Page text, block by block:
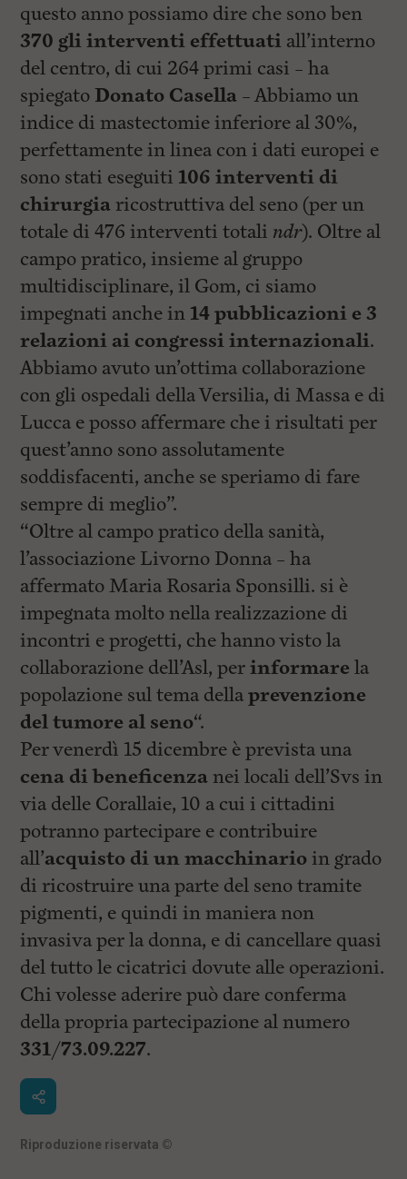
questo anno possiamo dire che sono ben
370 gli interventi effettuati all’interno
del centro, di cui 264 primi casi – ha
spiegato Donato Casella – Abbiamo un
indice di mastectomie inferiore al 30%,
perfettamente in linea con i dati europei e
sono stati eseguiti 106 interventi di
chirurgia ricostruttiva del seno (per un
totale di 476 interventi totali ndr). Oltre al
campo pratico, insieme al gruppo
multidisciplinare, il Gom, ci siamo
impegnati anche in 14 pubblicazioni e 3
relazioni ai congressi internazionali.
Abbiamo avuto un’ottima collaborazione
con gli ospedali della Versilia, di Massa e di
Lucca e posso affermare che i risultati per
quest’anno sono assolutamente
soddisfacenti, anche se speriamo di fare
sempre di meglio”.
“Oltre al campo pratico della sanità,
l’associazione Livorno Donna – ha
affermato Maria Rosaria Sponsilli. si è
impegnata molto nella realizzazione di
incontri e progetti, che hanno visto la
collaborazione dell’Asl, perinformarela
popolazione sul tema dellaprevenzione
del tumore al seno“.
Per venerdì 15 dicembre è prevista una
cena di beneficenza nei locali dell’Svs in
via delle Corallaie, 10 a cui i cittadini
potranno partecipare e contribuire
all’acquisto di un macchinario in grado
di ricostruire una parte del seno tramite
pigmenti, e quindi in maniera non
invasiva per la donna, e di cancellare quasi
del tutto le cicatrici dovute alle operazioni.
Chi volesse aderire può dare conferma
della propria partecipazione al numero
331/73.09.227.
Riproduzione riservata ©